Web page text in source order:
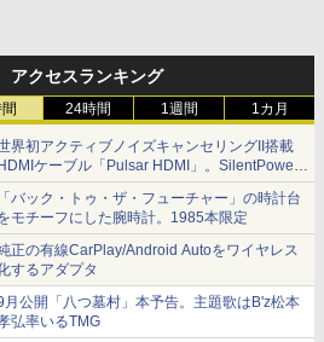
アクセスランキング
24時間 1週間 1カ月
界初アクティブノイズキャンセリングII搭載
ケーブル「Pulsar HDMI」。SilentPower
ら
バック・トゥ・ザ・フューチャー」の時計台
モチーフにした腕時計。1985本限定
正の有線CarPlay/Android Autoをワイヤレス
するアダプタ
月公開「八つ墓村」本予告。主題歌はB'z松本
弘率いるTMG